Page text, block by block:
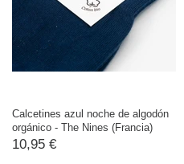
Calcetines azul noche de algodón
orgánico - The Nines (Francia)
10,95 €